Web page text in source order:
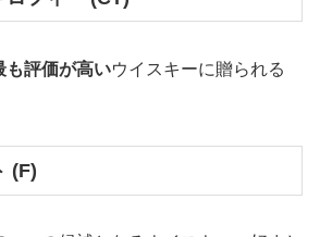
も評価が高いウイスキーに贈られる
(F)